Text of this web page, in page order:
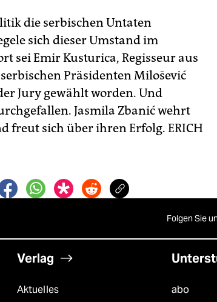
die serbischen Untaten
sich dieser Umstand im
sei Emir Kusturica, Regisseur aus
Präsidenten Milošević
Jury gewählt worden. Und
Jasmila Zbanić wehrt
freut sich über ihren Erfolg. ERICH
Folgen Sie
Verlag
Aktuelles
abo